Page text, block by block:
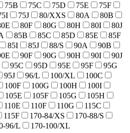
75B 75C 75D 75E
75F
75J 80/XXS 80A
80B
80F 80G 80H 80I
80J
85B 85C 85D 85E
85F
85I 85J 88/S 90A
90B
90F 90G 90H 90I
90J
95C 95D 95E 95F
95G
95J 96/L 100/XL
100C
100F 100G 100H
100I
105E 105F 105G
105H
110E 110F 110G
115C
115F 170-84/XS
170-88/S
96/L
170-100/XL